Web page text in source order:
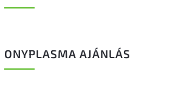
ONYPLASMA AJÁNLÁS